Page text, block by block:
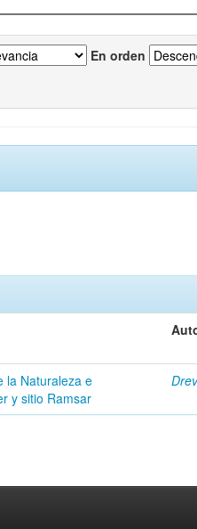
En orden
la Naturaleza e
y sitio Ramsar